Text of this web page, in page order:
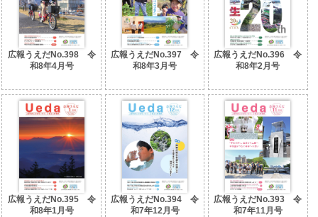
広報うえだNo.398 令
和8年4月号
広報うえだNo.397 令
和8年3月号
広報うえだNo.396 令
和8年2月号
広報うえだNo.395 令
和8年1月号
広報うえだNo.394 令
和7年12月号
広報うえだNo.393 令
和7年11月号